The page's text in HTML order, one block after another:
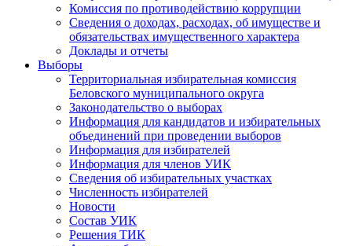
Комиссия по противодействию коррупции
Сведения о доходах, расходах, об имуществе и
обязательствах имущественного характера
Доклады и отчеты
Выборы
Территориальная избирательная комиссия
Беловского муниципального округа
Законодательство о выборах
Информация для кандидатов и избирательных
объединений при проведении выборов
Информация для избирателей
Информация для членов УИК
Сведения об избирательных участках
Численность избирателей
Новости
Состав УИК
Решения ТИК